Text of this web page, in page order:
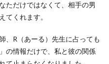
ただけではなくて、相手の男
てくれます。
、R（あーる）先生に占っても
の情報だけで、私と彼の関係